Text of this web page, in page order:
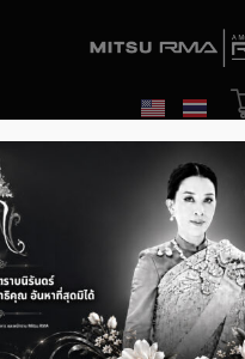
สาระน่ารู้